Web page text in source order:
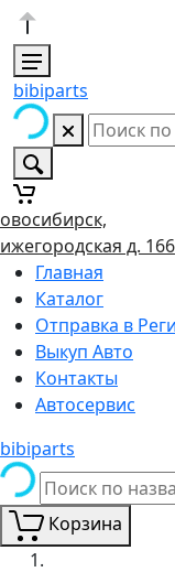
bibiparts
д. 166
Главная
Каталог
Отправка в
Выкуп Авто
Контакты
Автосервис
bibiparts
Корзина